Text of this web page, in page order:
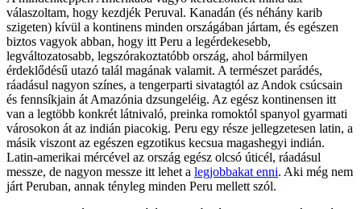
válaszoltam, hogy kezdjék Peruval. Kanadán (és néhány karib
szigeten) kívül a kontinens minden országában jártam, és egészen
biztos vagyok abban, hogy itt Peru a legérdekesebb,
legváltozatosabb, legszórakoztatóbb ország, ahol bármilyen
érdeklődésű utazó talál magának valamit. A természet parádés,
ráadásul nagyon színes, a tengerparti sivatagtól az Andok csúcsain
és fennsíkjain át Amazónia dzsungeléig. Az egész kontinensen itt
van a legtöbb konkrét látnivaló, preinka romoktól spanyol gyarmati
városokon át az indián piacokig. Peru egy része jellegzetesen latin, a
másik viszont az egészen egzotikus kecsua magashegyi indián.
Latin-amerikai mércével az ország egész olcsó úticél, ráadásul
messze, de nagyon messze itt lehet a legjobbakat enni. Aki még nem
járt Peruban, annak tényleg minden Peru mellett szól.